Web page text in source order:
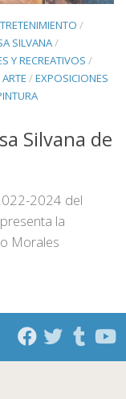
/
SILVANA/
Y RECREATIVOS /
/EXPOSICIONES
Silvana de
2024 del
la
Morales